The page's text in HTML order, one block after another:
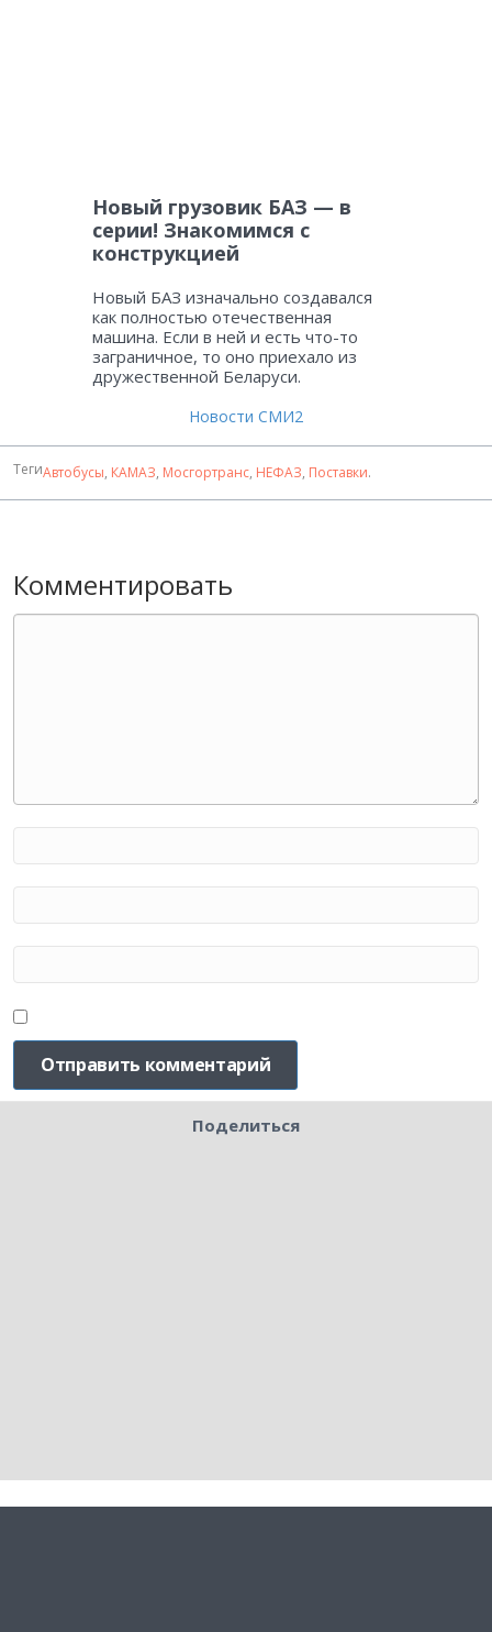
Новый грузовик БАЗ — в
серии! Знакомимся с
конструкцией
Новый БАЗ изначально создавался
как полностью отечественная
машина. Если в ней и есть что-то
заграничное, то оно приехало из
дружественной Беларуси.
Новости СМИ2
ТегиАвтобусы, КАМАЗ, Мосгортранс, НЕФАЗ, Поставки.
Комментировать
Поделиться